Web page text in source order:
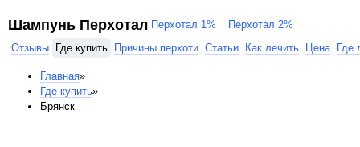
Шампунь Перхотал Перхотал 1%
Перхотал 2%
Отзывы
Где купить Причины перхоти Статьи Как лечить Цена Где
Главная»
Где купить»
Брянск